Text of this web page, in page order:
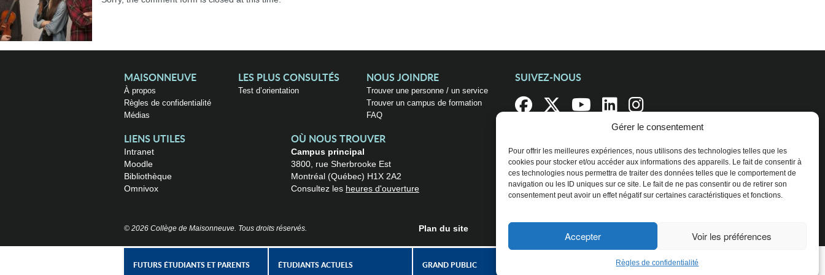
Gérer le consentement
Pour offrir les meilleures expériences, nous utilisons des technologies telles que les
cookies pour stocker et/ou accéder aux informations des appareils. Le fait de consentir à
ces technologies nous permettra de traiter des données telles que le comportement de
navigation ou les ID uniques sur ce site. Le fait de ne pas consentir ou de retirer son
consentement peut avoir un effet négatif sur certaines caractéristiques et fonctions.
Accepter Voir les préférences
Règles de confidentialité
MAISONNEUVE
À propos
Règles de confidentialité
Médias
LES PLUS CONSULTÉS
Test d’orientation
NOUS JOINDRE
Trouver une personne / un service
Trouver un campus de formation
FAQ
SUIVEZ-NOUS
LIENS UTILES
Intranet
Moodle
Bibliothèque
Omnivox
OÙ NOUS TROUVER
Campus principal
3800, rue Sherbrooke Est
Montréal (Québec) H1X 2A2
Consultez les heures d'ouverture
© 2026 Collège de Maisonneuve. Tous droits réservés. Plan du site
FUTURS ÉTUDIANTS ET PARENTS ÉTUDIANTS ACTUELS GRAND PUBLIC ENTREPRISES ET ORGANISATIONS